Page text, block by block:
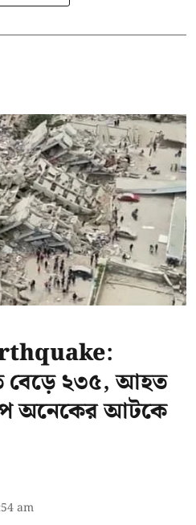
বেড়ে ২৩৫, আহত
অনেকের আটকে
am